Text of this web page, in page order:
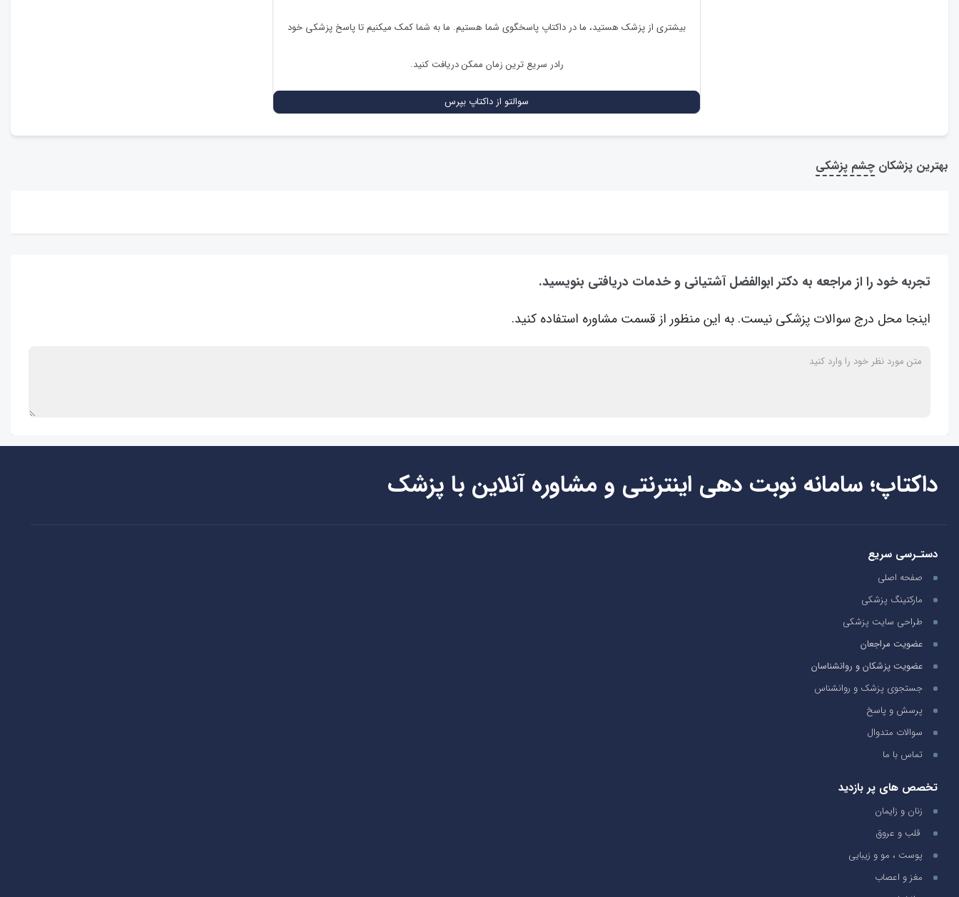
بیشتری از پزشک هستید، ما در داکتاپ پاسخگوی شما هستیم. ما به شما کمک میکنیم تا پاسخ پزشکی خود
رادر سریع ترین زمان ممکن دریافت کنید.
سوالتو از داکتاپ بپرس
بهترین پزشکان چشم پزشکی
تجربه خود را از مراجعه به دکتر ابوالفضل آشتیانی و خدمات دریافتی بنویسید.
اینجا محل درج سوالات پزشکی نیست. به این منظور از قسمت مشاوره استفاده کنید.
داکتاپ؛ سامانه نوبت دهی اینترنتی و مشاوره آنلاین با پزشک
دستـرسی سریع
صفحه اصلی
مارکتینگ پزشکی
طراحی سایت پزشکی
عضویت مراجعان
عضویت پزشکان و روانشناسان
جستجوی پزشک و روانشناس
پرسش و پاسخ
سوالات متدوال
تماس با ما
تخصص های پر بازدید
زنان و زایمان
قلب و عروق
پوست ، مو و زیبایی
مغز و اعصاب